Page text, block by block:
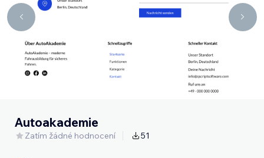
Autoakademie
Zatím žádné hodnocení 51